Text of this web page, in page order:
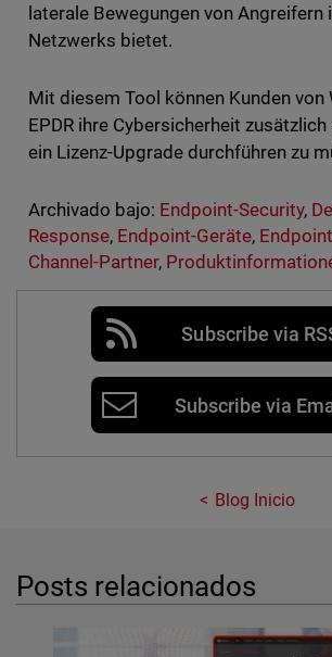
laterale Bewegungen von Angreifern
Netzwerks bietet.
Mit diesem Tool können Kunden von
EPDR ihre Cybersicherheit
ein Lizenz-Upgrade durchführen zu
Archivado bajo: Endpoint-Security,
Response, Endpoint-Geräte,
Channel-Partner,
Subscribe via
Subscribe via
Blog Inicio
Posts relacionados